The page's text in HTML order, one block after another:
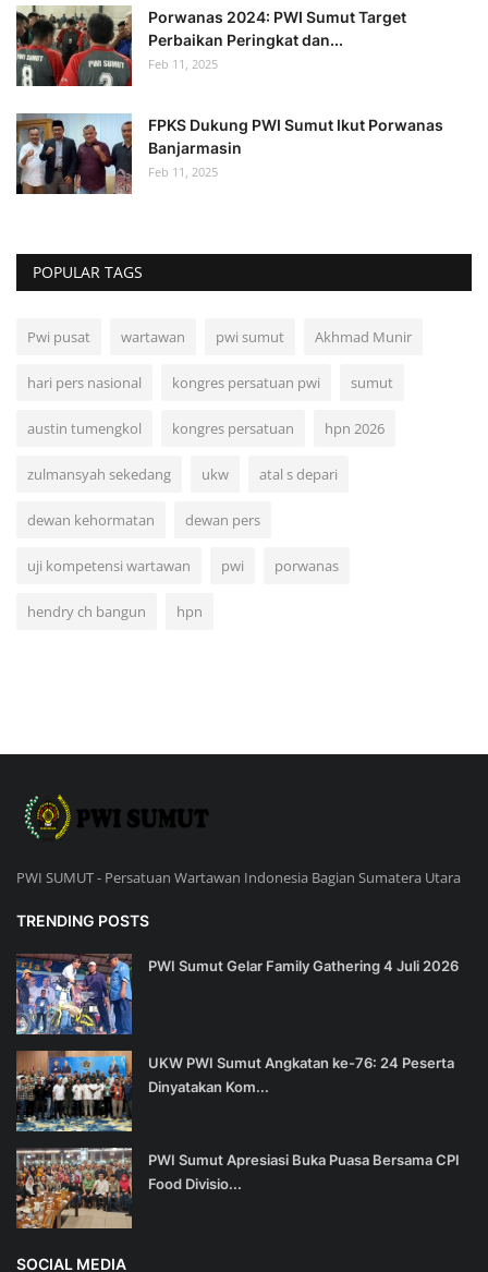
Porwanas 2024: PWI Sumut Target
Perbaikan Peringkat dan...
Feb 11, 2025
FPKS Dukung PWI Sumut Ikut Porwanas
Banjarmasin
Feb 11, 2025
POPULAR TAGS
Pwi pusat wartawan pwi sumut Akhmad Munir
hari pers nasional kongres persatuan pwi sumut
austin tumengkol kongres persatuan hpn 2026
zulmansyah sekedang ukw atal s depari
dewan kehormatan dewan pers
uji kompetensi wartawan pwi porwanas
hendry ch bangun hpn
PWI SUMUT - Persatuan Wartawan Indonesia Bagian Sumatera Utara
TRENDING POSTS
PWI Sumut Gelar Family Gathering 4 Juli 2026
UKW PWI Sumut Angkatan ke-76: 24 Peserta
Dinyatakan Kom...
PWI Sumut Apresiasi Buka Puasa Bersama CPI
Food Divisio...
SOCIAL MEDIA